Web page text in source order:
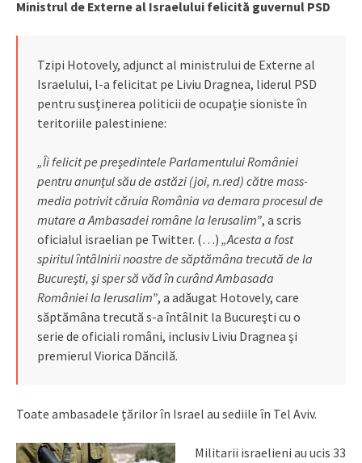
Ministrul de Externe al Israelului felicită guvernul PSD
Tzipi Hotovely, adjunct al ministrului de Externe al
Israelului, l-a felicitat pe Liviu Dragnea, liderul PSD
pentru susţinerea politicii de ocupaţie sioniste în
teritoriile palestiniene:
„Îi felicit pe preşedintele Parlamentului României
pentru anunţul său de astăzi (joi, n.red) către mass-
media potrivit căruia România va demara procesul de
mutare a Ambasadei române la Ierusalim”, a scris
oficialul israelian pe Twitter. (…) „Acesta a fost
spiritul întâlnirii noastre de săptămâna trecută de la
Bucureşti, şi sper să văd în curând Ambasada
României la Ierusalim”, a adăugat Hotovely, care
săptămâna trecută s-a întâlnit la Bucureşti cu o
serie de oficiali români, inclusiv Liviu Dragnea şi
premierul Viorica Dăncilă.
Toate ambasadele ţărilor în Israel au sediile în Tel Aviv.
Militarii israelieni au ucis 33